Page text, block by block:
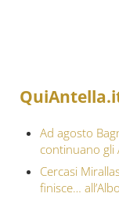
Ad agosto
continuano gli
Cercasi
finisce…